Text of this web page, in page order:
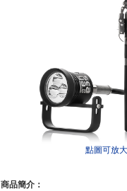
點圖可放大
商品簡介：